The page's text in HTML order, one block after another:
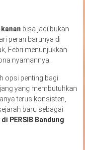
bisa jadi bukan
peran barunya di
Febri menunjukkan
nyamannya.
opsi penting bagi
yang membutuhkan
terus konsisten,
baru sebagai
PERSIB Bandung